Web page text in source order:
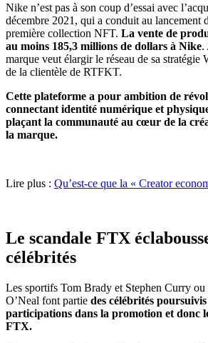
Nike n’est pas à son coup d’essai avec
décembre 2021, qui a conduit au lancement
première collection NFT. La vente de
au moins 185,3 millions de dollars à Nike.
marque veut élargir le réseau de sa stratégie
de la clientèle de RTFKT.
Cette plateforme a pour ambition de
connectant identité numérique et
plaçant la communauté au cœur de la
la marque.
Lire plus : Qu’est-ce que la « Creator
Le scandale FTX
célébrités
Les sportifs Tom Brady et Stephen Curry ou
O’Neal font partie des célébrités
participations dans la promotion et donc
FTX.